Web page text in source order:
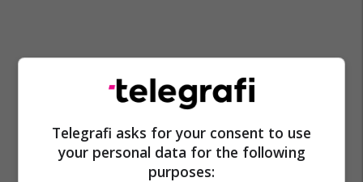
Telegrafi asks for your consent to use
your personal data for the following
purposes: